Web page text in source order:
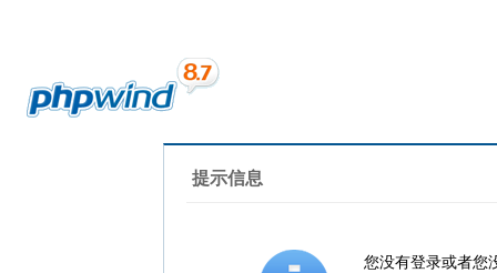
提示信息
您没有登录或者您